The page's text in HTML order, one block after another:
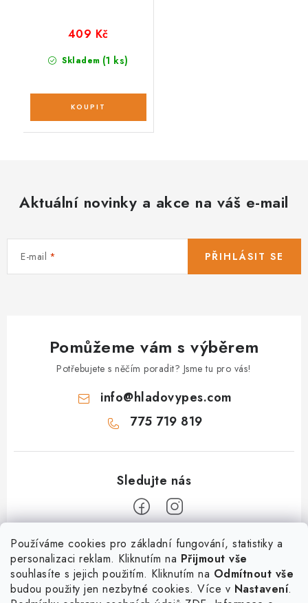
Používáme cookies pro základní fungování, statistiky a
personalizaci reklam. Kliknutím na Přijmout vše
souhlasíte s jejich použitím. Kliknutím na Odmítnout vše
budou použity jen nezbytné cookies. Více v Nastavení.
Skladem (1 ks)
409 Kč
Aktuální novinky a akce na váš e-mail
E-mail PŘIHLÁSIT SE
Pomůžeme vám s výběrem
Potřebujete s něčím poradit? Jsme tu pro vás!
info@hladovypes.com
775 719 819
Informace